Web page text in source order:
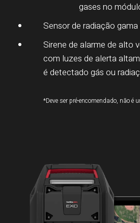
gases no
Sensor de radiação
Sirene de alarme de alto
com luzes de alerta
é detectado gás ou
*Deve ser pré-encomendado, não é